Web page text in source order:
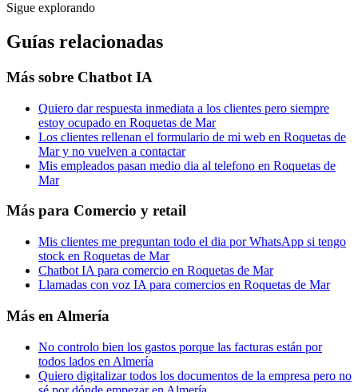
Sigue explorando
Guías relacionadas
Más sobre Chatbot IA
Quiero dar respuesta inmediata a los clientes pero siempre
estoy ocupado en Roquetas de Mar
Los clientes rellenan el formulario de mi web en Roquetas de
Mar y no vuelven a contactar
Mis empleados pasan medio dia al telefono en Roquetas de
Mar
Más para Comercio y retail
Mis clientes me preguntan todo el dia por WhatsApp si tengo
stock en Roquetas de Mar
Chatbot IA para comercio en Roquetas de Mar
Llamadas con voz IA para comercios en Roquetas de Mar
Más en Almería
No controlo bien los gastos porque las facturas están por
todos lados en Almería
Quiero digitalizar todos los documentos de la empresa pero no